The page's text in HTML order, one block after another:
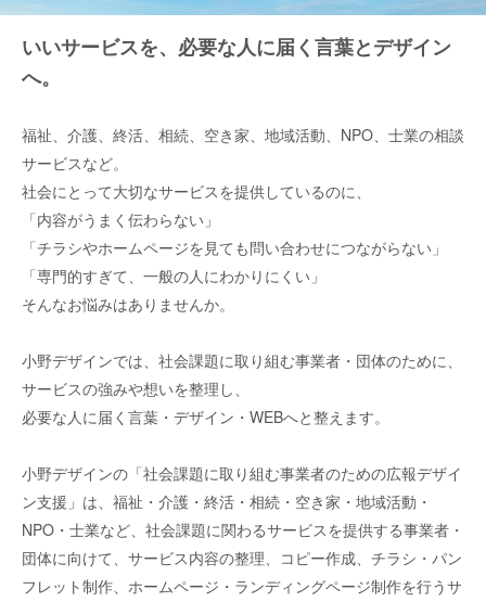
いいサービスを、必要な人に届く言葉とデザイン
へ。
福祉、介護、終活、相続、空き家、地域活動、NPO、士業の相談
サービスなど。
社会にとって大切なサービスを提供しているのに、
「内容がうまく伝わらない」
「チラシやホームページを見ても問い合わせにつながらない」
「専門的すぎて、一般の人にわかりにくい」
そんなお悩みはありませんか。
小野デザインでは、社会課題に取り組む事業者・団体のために、
サービスの強みや想いを整理し、
必要な人に届く言葉・デザイン・WEBへと整えます。
小野デザインの「社会課題に取り組む事業者のための広報デザイ
ン支援」は、福祉・介護・終活・相続・空き家・地域活動・
NPO・士業など、社会課題に関わるサービスを提供する事業者・
団体に向けて、サービス内容の整理、コピー作成、チラシ・パン
フレット制作、ホームページ・ランディングページ制作を行うサ